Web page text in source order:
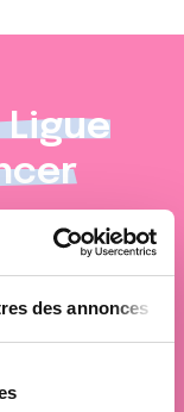
des annonces
Ligue